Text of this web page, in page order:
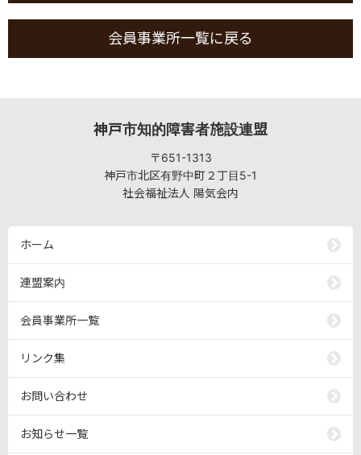
会員事業所一覧に戻る
神戸市知的障害者施設連盟
〒651-1313
神戸市北区有野中町２丁目5-1
社会福祉法人 陽気会内
ホーム
連盟案内
会員事業所一覧
リンク集
お問い合わせ
お知らせ一覧